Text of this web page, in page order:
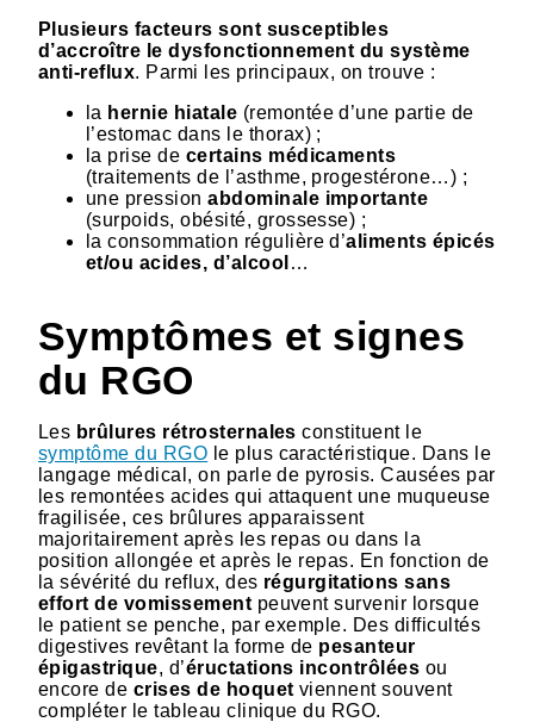
Plusieurs facteurs sont susceptibles
d’accroître le dysfonctionnement du système
anti-reflux. Parmi les principaux, on trouve :
la hernie hiatale (remontée d’une partie de
l’estomac dans le thorax) ;
la prise de certains médicaments
(traitements de l’asthme, progestérone…) ;
une pressionabdominale importante
(surpoids, obésité, grossesse) ;
la consommation régulière d’aliments épicés
et/ou acides, d’alcool …
Symptômes et signes
du RGO
Les brûlures rétrosternales constituent le
symptôme du RGO le plus caractéristique. Dans le
langage médical, on parle de pyrosis. Causées par
les remontées acides qui attaquent une muqueuse
fragilisée, ces brûlures apparaissent
majoritairement après les repas ou dans la
position allongée et après le repas. En fonction de
la sévérité du reflux, des régurgitations sans
effort de vomissement peuvent survenir lorsque
le patient se penche, par exemple. Des difficultés
digestives revêtant la forme de pesanteur
épigastrique, d’éructations incontrôlées ou
encore de crises de hoquet viennent souvent
compléter le tableau clinique du RGO.